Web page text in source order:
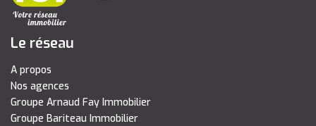
Le réseau
A propos
Nos agences
Groupe Arnaud Fay Immobilier
Groupe Bariteau Immobilier